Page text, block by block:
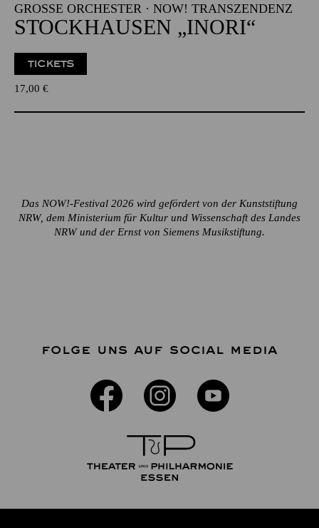
GROSSE ORCHESTER · NOW! TRANSZENDENZ
STOCK­HAUSEN „INORI“
TICKETS
17,00 €
Das NOW!-Festival 2026 wird gefördert von der Kunststiftung
NRW, dem Ministerium für Kultur und Wissenschaft des Landes
NRW und der Ernst von Siemens Musikstiftung.
FOLGE UNS AUF SOCIAL MEDIA